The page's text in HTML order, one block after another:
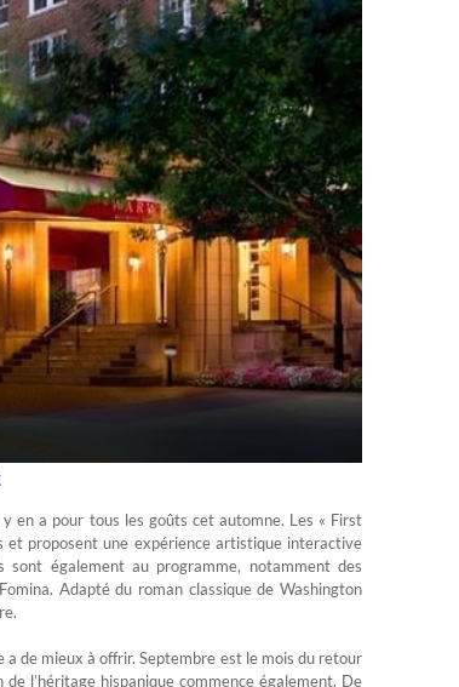
en a pour tous les goûts cet automne. Les « First
et proposent une expérience artistique interactive
également au programme, notamment des
Adapté du roman classique de Washington
a de mieux à offrir. Septembre est le mois du retour
l’héritage hispanique commence également. De